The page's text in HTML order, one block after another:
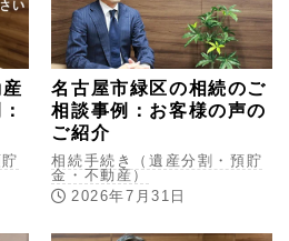
名古屋市緑区の相続のご
相談事例：お客様の声の
ご紹介
相続手続き（遺産分割・預貯
金・不動産）
2026年7月31日